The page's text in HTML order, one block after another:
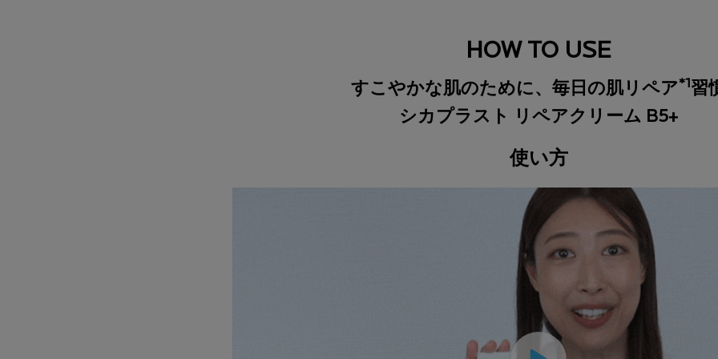
HOW TO USE
すこやかな肌のために、毎日の肌リペア*1 習
シカプラスト リペアクリーム B5+
使い方